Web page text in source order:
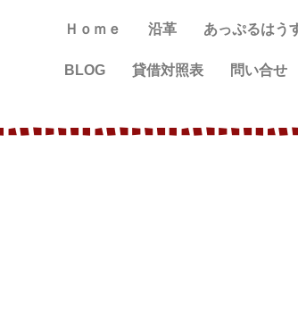
Ｈｏｍｅ 沿革 あっぷるはう
BLOG 貸借対照表 問い合せ